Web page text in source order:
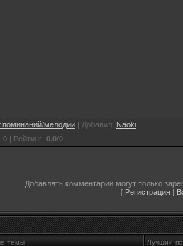
мелодий | Добавил: Naoki
0 | Рейтинг: 0.0/0
Добавлять комментарии могут только
[ Регистрация|
темы Лучшии